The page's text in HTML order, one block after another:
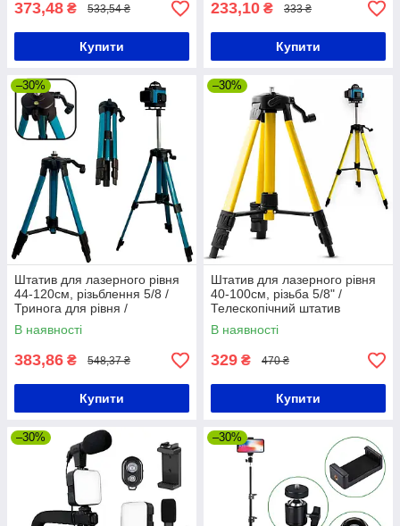
373,48 ₴ 533,54 ₴
Купити
233,10 ₴ 333 ₴
Купити
–30%
Штатив для лазерного рівня
44-120см, різьблення 5/8 /
Тринога для рівня /
Телескопічний штатив для
нівеліру
В наявності
383,86 ₴ 548,37 ₴
Купити
–30%
Штатив для лазерного рівня
40-100см, різьба 5/8" /
Телескопічний штатив
тринога для лазерного
нівеліру
В наявності
329 ₴ 470 ₴
Купити
–30% –30%